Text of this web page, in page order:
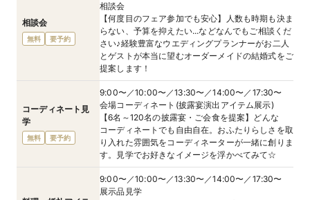
相談会
無料 要予約
相談会
【何度目のフェア参加でも安心】人数も時期も決ま
らない、予算を抑えたい...などなんでもご相談くだ
さい♪経験豊富なウエディングプランナーがお二人
とゲストが本当に望むオーダーメイドの結婚式をご
提案します！
コーディネート見
学
無料 要予約
9:00〜／10:00〜／13:30〜／14:00〜／17:30〜
会場コーディネート(披露宴演出アイテム展示)
【6名～120名の披露宴・ご会食を提案】どんな
コーディネートでも自由自在。おふたりらしさを取
り入れた雰囲気をコーディネーターが一緒に創りま
す。見学でお好きなイメージを浮かべてみて☆
9:00〜／10:00〜／13:30〜／14:00〜／17:30〜
展示品見学